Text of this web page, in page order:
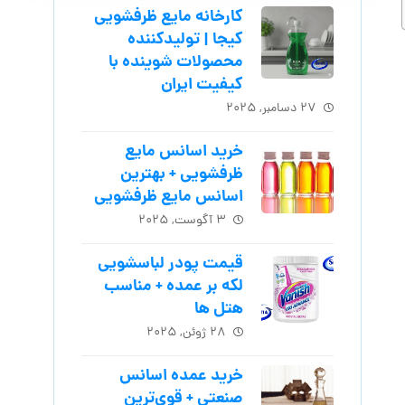
کارخانه مایع ظرفشویی
کیجا | تولیدکننده
محصولات شوینده با
کیفیت ایران
۲۷ دسامبر, ۲۰۲۵
خرید اسانس مایع
ظرفشویی + بهترین
اسانس مایع ظرفشویی
۳ آگوست, ۲۰۲۵
قیمت پودر لباسشویی
لکه بر عمده + مناسب
هتل ها
۲۸ ژوئن, ۲۰۲۵
خرید عمده اسانس
صنعتی + قوی‌ترین